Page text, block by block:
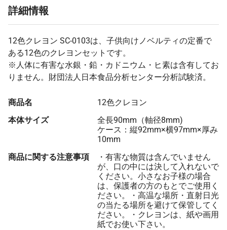
詳細情報
12色クレヨン SC-0103は、子供向けノベルティの定番で
ある12色のクレヨンセットです。
※人体に有害な水銀・鉛・カドニウム・ヒ素は含有してお
りません。財団法人日本食品分析センター分析試験済。
商品名
12色クレヨン
本体サイズ
全長90mm（軸径8mm)
ケース：縦92mm×横97mm×厚み
10mm
商品に関する注意事項
・有害な物質は含んでいません
が、口の中には決して入れないで
ください。小さなお子様の場合
は、保護者の方のもとでご使用く
ださい。・高温な場所・直射日光
の当たる場所を避けて保管してく
ださい。・クレヨンは、紙や画用
紙でお使い下さい。